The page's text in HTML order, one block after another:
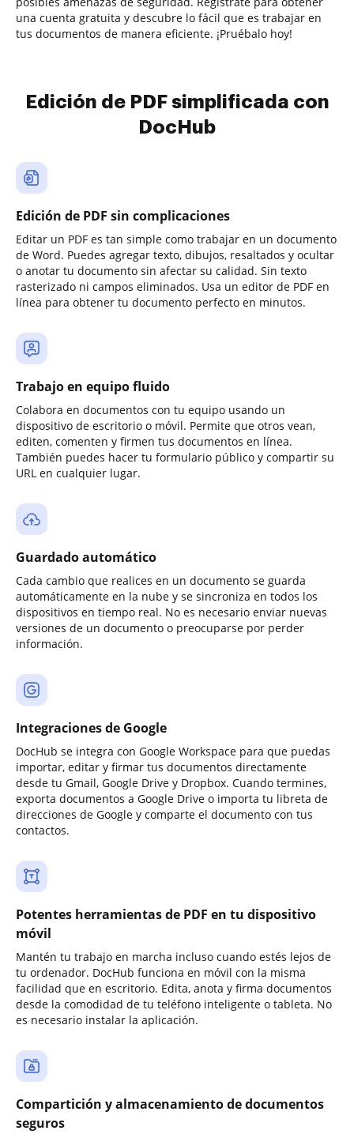
una cuenta gratuita y descubre lo fácil que es trabajar en
tus documentos de manera eficiente. ¡Pruébalo hoy!
Edición de PDF simplificada con
DocHub
Edición de PDF sin complicaciones
Editar un PDF es tan simple como trabajar en un documento
de Word. Puedes agregar texto, dibujos, resaltados y ocultar
o anotar tu documento sin afectar su calidad. Sin texto
rasterizado ni campos eliminados. Usa un editor de PDF en
línea para obtener tu documento perfecto en minutos.
Trabajo en equipo fluido
Colabora en documentos con tu equipo usando un
dispositivo de escritorio o móvil. Permite que otros vean,
editen, comenten y firmen tus documentos en línea.
También puedes hacer tu formulario público y compartir su
URL en cualquier lugar.
Guardado automático
Cada cambio que realices en un documento se guarda
automáticamente en la nube y se sincroniza en todos los
dispositivos en tiempo real. No es necesario enviar nuevas
versiones de un documento o preocuparse por perder
información.
Integraciones de Google
DocHub se integra con Google Workspace para que puedas
importar, editar y firmar tus documentos directamente
desde tu Gmail, Google Drive y Dropbox. Cuando termines,
exporta documentos a Google Drive o importa tu libreta de
direcciones de Google y comparte el documento con tus
contactos.
Potentes herramientas de PDF en tu dispositivo
móvil
Mantén tu trabajo en marcha incluso cuando estés lejos de
tu ordenador. DocHub funciona en móvil con la misma
facilidad que en escritorio. Edita, anota y firma documentos
desde la comodidad de tu teléfono inteligente o tableta. No
es necesario instalar la aplicación.
Compartición y almacenamiento de documentos
seguros